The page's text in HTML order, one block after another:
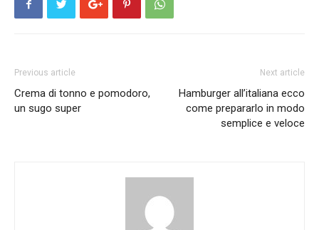
Previous article
Crema di tonno e pomodoro,
un sugo super
Next article
Hamburger all’italiana ecco
come prepararlo in modo
semplice e veloce